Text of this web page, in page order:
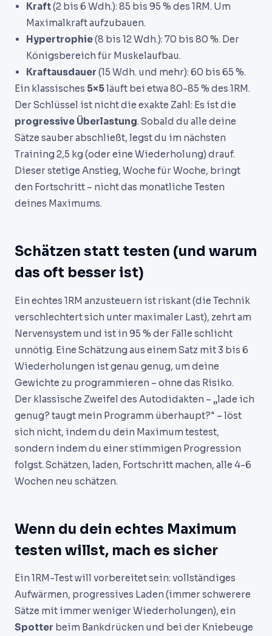
Kraft(2 bis 6 Wdh.): 85 bis 95 % des 1RM. Um
Maximalkraft aufzubauen.
Hypertrophie(8 bis 12 Wdh.): 70 bis 80 %. Der
Königsbereich für Muskelaufbau.
Kraftausdauer (15 Wdh. und mehr): 60 bis 65 %.
Ein klassisches 5×5läuft bei etwa 80-85 % des 1RM.
Der Schlüssel ist nicht die exakte Zahl: Es ist die
progressive Überlastung. Sobald du alle deine
Sätze sauber abschließt, legst du im nächsten
Training 2,5 kg (oder eine Wiederholung) drauf.
Dieser stetige Anstieg, Woche für Woche, bringt
den Fortschritt – nicht das monatliche Testen
deines Maximums.
Schätzen statt testen (und warum
das oft besser ist)
Ein echtes 1RM anzusteuern ist riskant (die Technik
verschlechtert sich unter maximaler Last), zehrt am
Nervensystem und ist in 95 % der Fälle schlicht
unnötig. Eine Schätzung aus einem Satz mit 3 bis 6
Wiederholungen ist genau genug, um deine
Gewichte zu programmieren – ohne das Risiko.
Der klassische Zweifel des Autodidakten – „lade ich
genug? taugt mein Programm überhaupt?" – löst
sich nicht, indem du dein Maximum testest,
sondern indem du einer stimmigen Progression
folgst. Schätzen, laden, Fortschritt machen, alle 4-6
Wochen neu schätzen.
Wenn du dein echtes Maximum
testen willst, mach es sicher
Ein 1RM-Test will vorbereitet sein: vollständiges
Aufwärmen, progressives Laden (immer schwerere
Sätze mit immer weniger Wiederholungen), ein
Spotter beim Bankdrücken und bei der Kniebeuge